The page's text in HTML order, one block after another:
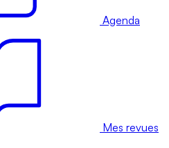
Agenda
Mes revues